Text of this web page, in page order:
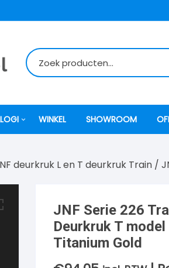
WINKEL SHOWROOM
deurkruk L en T deurkruk Train /
JNF Serie 226
Deurkruk T
Titanium Gold